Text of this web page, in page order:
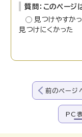
質問：このページ
見つけやすか
見つけにくかった
前のページ
PC